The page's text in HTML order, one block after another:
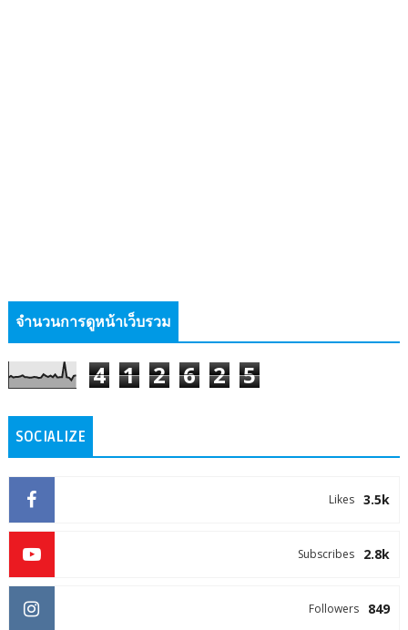
จำนวนการดูหน้าเว็บรวม
4 1 2 6 2 5
SOCIALIZE
3.5k
Likes
2.8k
Subscribes
849
Followers